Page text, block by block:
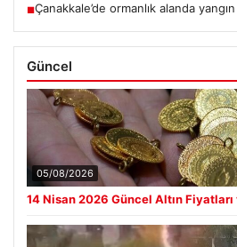
■Çanakkale’de ormanlık alanda yangın
Güncel
05/08/2026
14 Nisan 2026 Güncel Altın